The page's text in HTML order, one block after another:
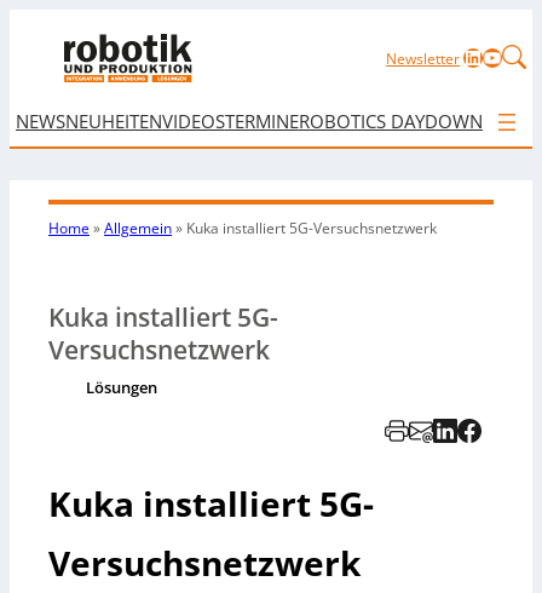
NewsletterLinkedIn
NEWSNEUHEITENVIDEOSTERMINEROBOTICS DAYDOWNLOAD
Home»Allgemein» Kuka installiert 5G-Versuchsnetzwerk
Kuka installiert 5G-
Versuchsnetzwerk
Lösungen
Kuka installiert 5G-
Versuchsnetzwerk